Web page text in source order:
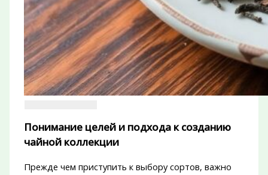
Понимание целей и подхода к созданию
чайной коллекции
Прежде чем приступить к выбору сортов, важно